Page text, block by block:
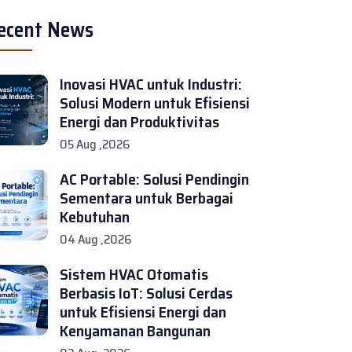
News
Inovasi HVAC untuk Industri:
Solusi Modern untuk Efisiensi
Energi dan Produktivitas
05 Aug ,2026
AC Portable: Solusi Pendingin
Sementara untuk Berbagai
Kebutuhan
04 Aug ,2026
Sistem HVAC Otomatis
Berbasis IoT: Solusi Cerdas
untuk Efisiensi Energi dan
Kenyamanan Bangunan